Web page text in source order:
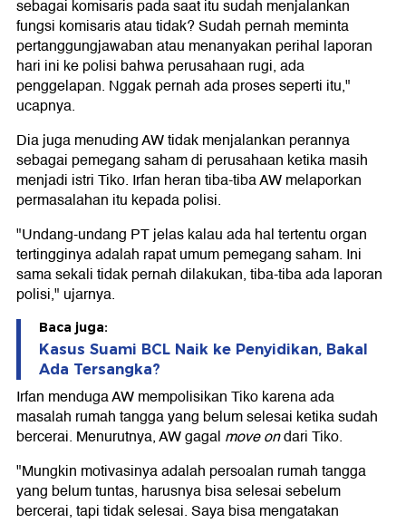
sebagai komisaris pada saat itu sudah menjalankan
fungsi komisaris atau tidak? Sudah pernah meminta
pertanggungjawaban atau menanyakan perihal laporan
hari ini ke polisi bahwa perusahaan rugi, ada
penggelapan. Nggak pernah ada proses seperti itu,"
ucapnya.
Dia juga menuding AW tidak menjalankan perannya
sebagai pemegang saham di perusahaan ketika masih
menjadi istri Tiko. Irfan heran tiba-tiba AW melaporkan
permasalahan itu kepada polisi.
"Undang-undang PT jelas kalau ada hal tertentu organ
tertingginya adalah rapat umum pemegang saham. Ini
sama sekali tidak pernah dilakukan, tiba-tiba ada laporan
polisi," ujarnya.
Baca juga:
Kasus Suami BCL Naik ke Penyidikan, Bakal
Ada Tersangka?
Irfan menduga AW mempolisikan Tiko karena ada
masalah rumah tangga yang belum selesai ketika sudah
bercerai. Menurutnya, AW gagal move ondari Tiko.
"Mungkin motivasinya adalah persoalan rumah tangga
yang belum tuntas, harusnya bisa selesai sebelum
bercerai, tapi tidak selesai. Saya bisa mengatakan